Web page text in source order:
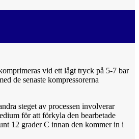
vid ett lågt tryck på 5-7 bar
de senaste kompressorerna
steget av processen involverar
för att förkyla den bearbetade
12 grader C innan den kommer in i